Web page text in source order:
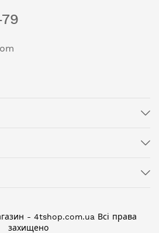
- 4tshop.com.ua Всі права
захищено